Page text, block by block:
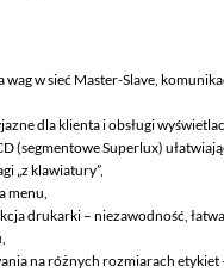
wag w sieć Master-Slave,
dla klienta i obsługi
(segmentowe Superlux)
„z klawiatury”,
menu,
drukarki – niezawodność,
na różnych rozmiarach etykiet